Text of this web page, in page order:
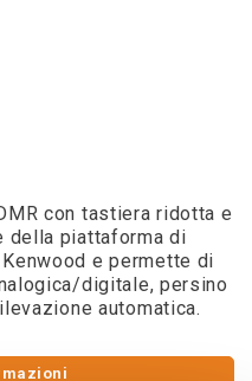
con tastiera ridotta e
della piattaforma di
e permette di
digitale, persino
automatica.